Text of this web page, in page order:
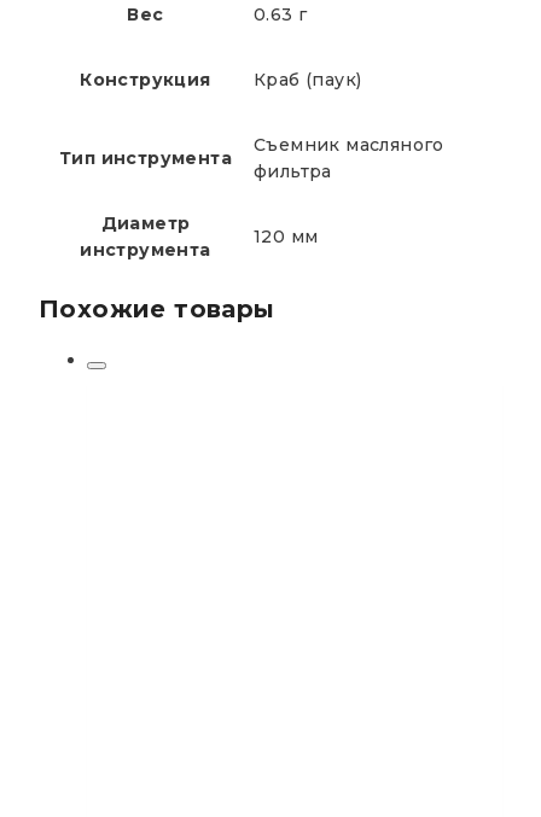
Вес 0.63 г
Конструкция Краб (паук)
Тип инструмента
Съемник масляного
фильтра
Диаметр
инструмента
120 мм
Похожие товары